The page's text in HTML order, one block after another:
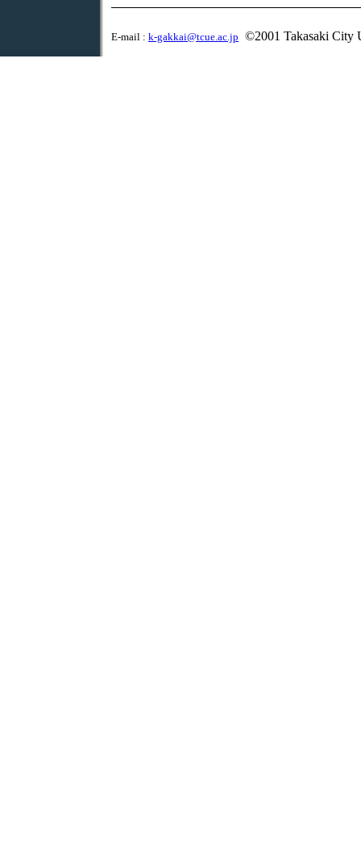
E-mail : k-gakkai@tcue.ac.jp ©2001 Takasaki City